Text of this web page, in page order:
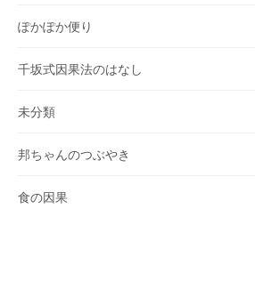
ぽかぽか便り
千坂式因果法のはなし
未分類
邦ちゃんのつぶやき
食の因果